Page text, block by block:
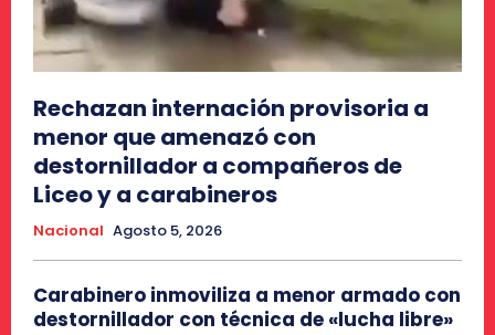
Rechazan internación provisoria a
menor que amenazó con
destornillador a compañeros de
Liceo y a carabineros
Nacional Agosto 5, 2026
Carabinero inmoviliza a menor armado con
destornillador con técnica de «lucha libre»